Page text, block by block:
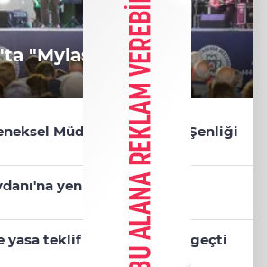
"Mylasa Band"
Müderris Mahallesi Şenliği
yeni düzenleme
yasa teklifi komisyondan geçti